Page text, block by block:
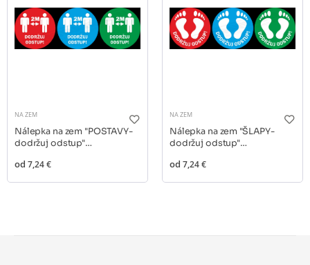
NA ZEM
Nálepka na zem "POSTAVY-
dodržuj odstup"
od 7,24 €
NA ZEM
Nálepka na zem "ŠLAPY-
dodržuj odstup"
od 7,24 €